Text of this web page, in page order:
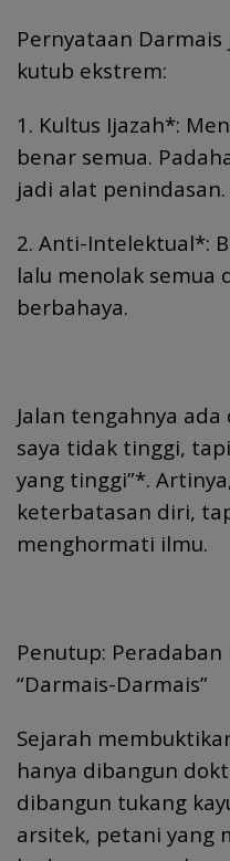
Pernyataan
kutub ekstrem:
1. Kultus Ijazah*:
benar semua.
jadi alat penindasan.
2. Anti-Intelektual*:
lalu menolak semua
berbahaya.
Jalan tengahnya
saya tidak tinggi,
yang tinggi”*.
keterbatasan diri,
menghormati ilmu.
Penutup:
“Darmais-Darmais”
Sejarah
hanya dibangun
dibangun tukang
arsitek, petani yang